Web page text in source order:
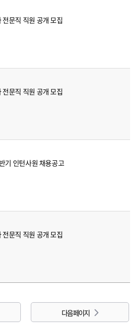
문직 직원 공개 모집
문직 직원 공개 모집
기 인턴사원 채용공고
문직 직원 공개 모집
다음 페이지